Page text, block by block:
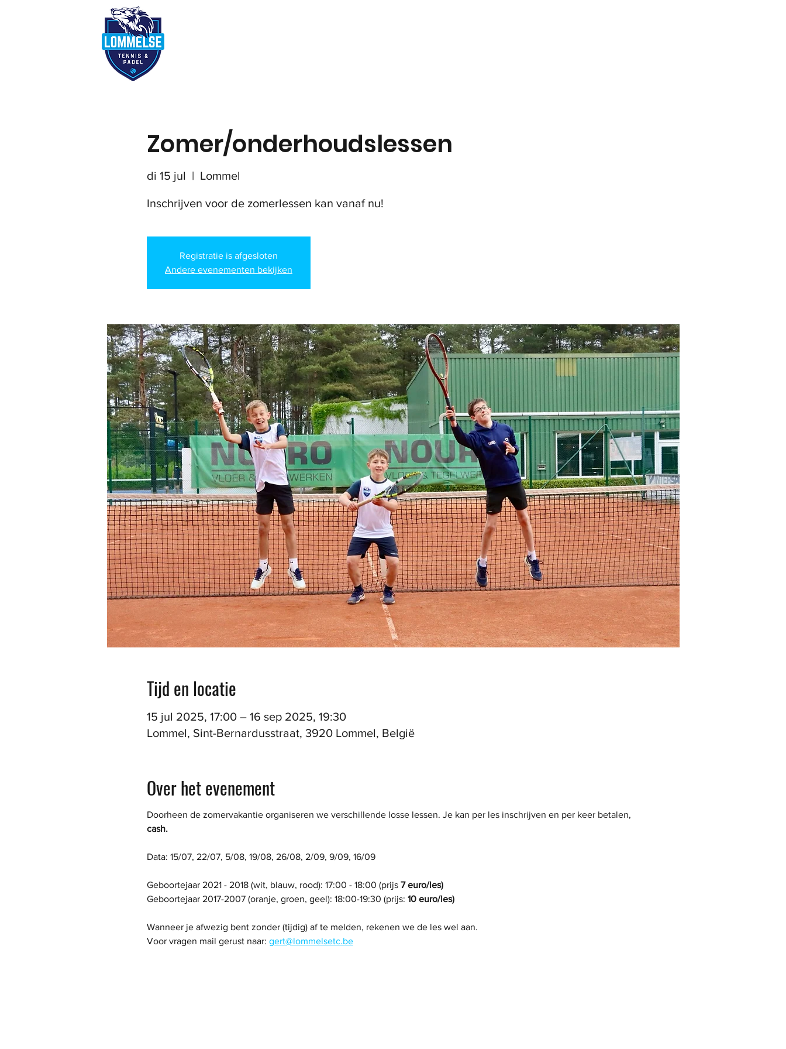
Zomer/onderhoudslessen
di 15 jul
  |
Lommel
Inschrijven voor de zomerlessen kan vanaf nu!
Registratie is afgesloten
Andere evenementen bekijken
Tijd en locatie
15 jul 2025, 17:00 – 16 sep 2025, 19:30
Lommel, Sint-Bernardusstraat, 3920 Lommel, België
Over het evenement
Doorheen de zomervakantie organiseren we verschillende losse lessen. Je kan per les inschrijven en per keer betalen,
cash.
Data: 15/07, 22/07, 5/08, 19/08, 26/08, 2/09, 9/09, 16/09
Geboortejaar 2021 - 2018 (wit, blauw, rood): 17:00 - 18:00 (prijs 7 euro/les)
Geboortejaar 2017-2007 (oranje, groen, geel): 18:00-19:30 (prijs: 10 euro/les)
Wanneer je afwezig bent zonder (tijdig) af te melden, rekenen we de les wel aan.
Voor vragen mail gerust naar: gert@lommelsetc.be